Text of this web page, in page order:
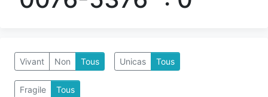
Vivant Non Tous Unicas Tous
Fragile Tous